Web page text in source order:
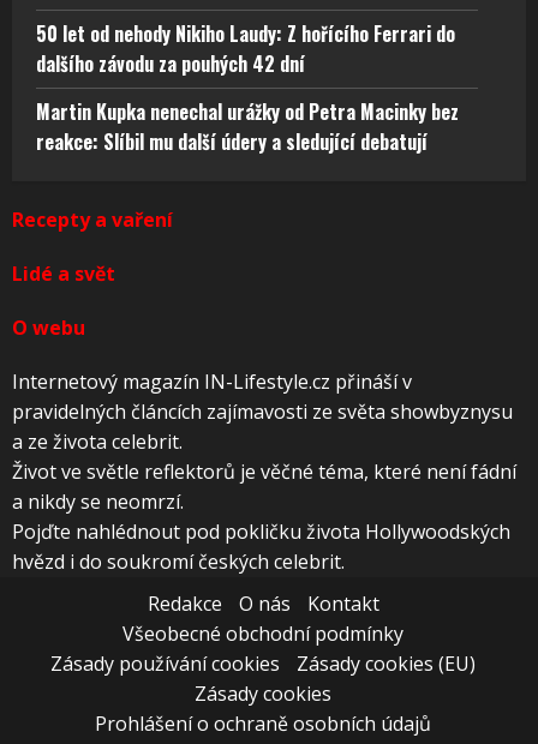
50 let od nehody Nikiho Laudy: Z hořícího Ferrari do
dalšího závodu za pouhých 42 dní
Martin Kupka nenechal urážky od Petra Macinky bez
reakce: Slíbil mu další údery a sledující debatují
Recepty a vaření
Lidé a svět
O webu
Internetový magazín IN-Lifestyle.cz přináší v
pravidelných článcích zajímavosti ze světa showbyznysu
a ze života celebrit.
Život ve světle reflektorů je věčné téma, které není fádní
a nikdy se neomrzí.
Pojďte nahlédnout pod pokličku života Hollywoodských
hvězd i do soukromí českých celebrit.
Redakce
O nás
Kontakt
Všeobecné obchodní podmínky
Zásady používání cookies
Zásady cookies (EU)
Zásady cookies
Prohlášení o ochraně osobních údajů